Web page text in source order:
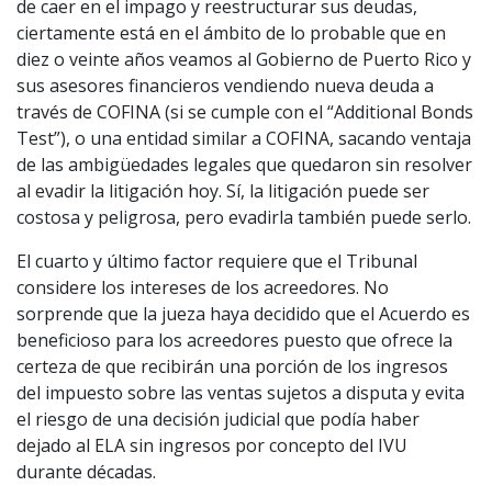
de caer en el impago y reestructurar sus deudas,
ciertamente está en el ámbito de lo probable que en
diez o veinte años veamos al Gobierno de Puerto Rico y
sus asesores financieros vendiendo nueva deuda a
través de COFINA (si se cumple con el “Additional Bonds
Test”), o una entidad similar a COFINA, sacando ventaja
de las ambigüedades legales que quedaron sin resolver
al evadir la litigación hoy. Sí, la litigación puede ser
costosa y peligrosa, pero evadirla también puede serlo.
El cuarto y último factor requiere que el Tribunal
considere los intereses de los acreedores. No
sorprende que la jueza haya decidido que el Acuerdo es
beneficioso para los acreedores puesto que ofrece la
certeza de que recibirán una porción de los ingresos
del impuesto sobre las ventas sujetos a disputa y evita
el riesgo de una decisión judicial que podía haber
dejado al ELA sin ingresos por concepto del IVU
durante décadas.